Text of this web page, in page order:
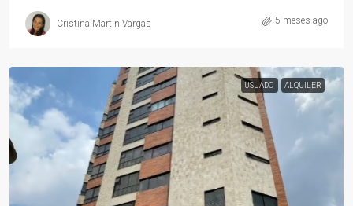
Cristina Martin Vargas 5 meses ago
USUADO ALQUILER